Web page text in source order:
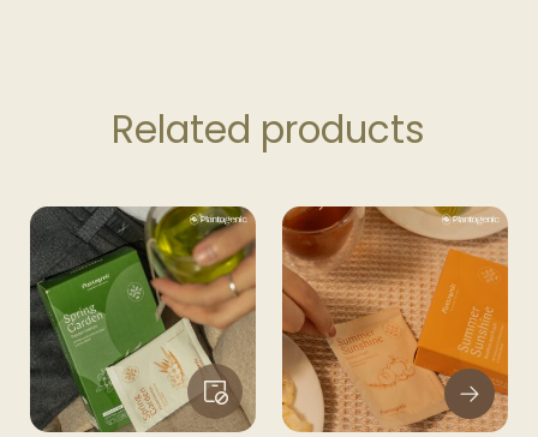
Related products
This
product
has
multiple
variants.
The
options
may